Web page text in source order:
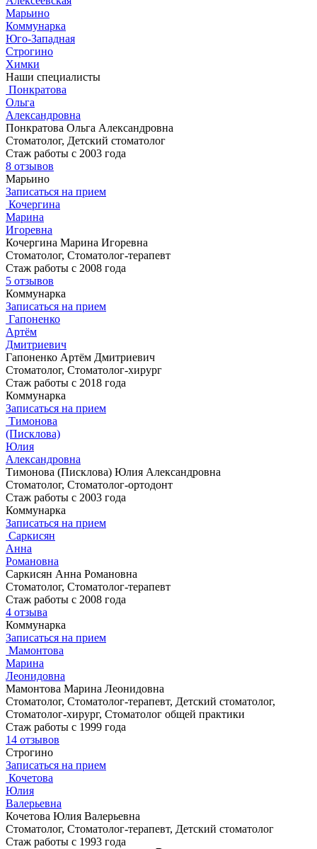
Марьино
Коммунарка
Юго-Западная
Строгино
Химки
Наши специалисты
Понкратова
Ольга
Александровна
Понкратова Ольга Александровна
Стоматолог, Детский стоматолог
Стаж работы с 2003 года
8 отзывов
Марьино
Записаться на прием
Кочергина
Марина
Игоревна
Кочергина Марина Игоревна
Стоматолог, Стоматолог-терапевт
Стаж работы с 2008 года
5 отзывов
Коммунарка
Записаться на прием
Гапоненко
Артём
Дмитриевич
Гапоненко Артём Дмитриевич
Стоматолог, Стоматолог-хирург
Стаж работы с 2018 года
Коммунарка
Записаться на прием
Тимонова
(Писклова)
Юлия
Александровна
Тимонова (Писклова) Юлия Александровна
Стоматолог, Стоматолог-ортодонт
Стаж работы с 2003 года
Коммунарка
Записаться на прием
Саркисян
Анна
Романовна
Саркисян Анна Романовна
Стоматолог, Стоматолог-терапевт
Стаж работы с 2008 года
4 отзыва
Коммунарка
Записаться на прием
Мамонтова
Марина
Леонидовна
Мамонтова Марина Леонидовна
Стоматолог, Стоматолог-терапевт, Детский стоматолог,
Стоматолог-хирург, Стоматолог общей практики
Стаж работы с 1999 года
14 отзывов
Строгино
Записаться на прием
Кочетова
Юлия
Валерьевна
Кочетова Юлия Валерьевна
Стоматолог, Стоматолог-терапевт, Детский стоматолог
Стаж работы с 1993 года